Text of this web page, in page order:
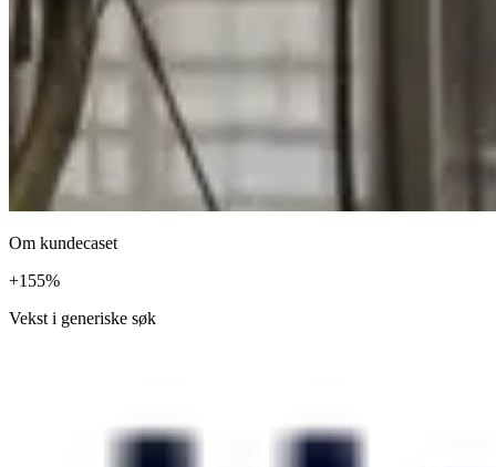
Om kundecaset
+155%
Vekst i generiske søk